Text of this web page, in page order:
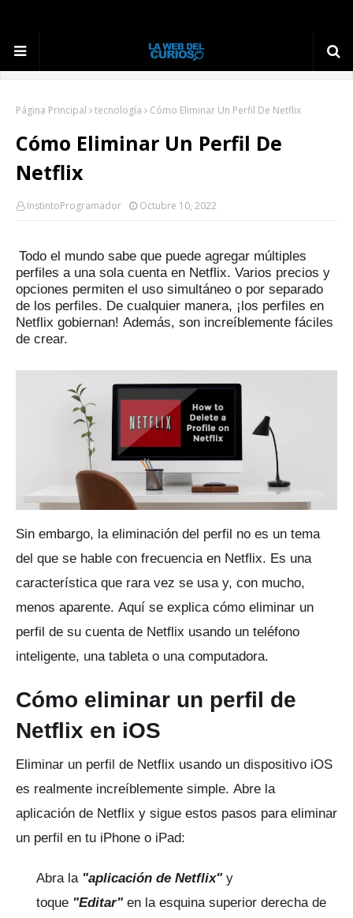
Página Principal tecnología Cómo Eliminar Un Perfil De Netflix
Cómo Eliminar Un Perfil De
Netflix
InstintoProgramador Octubre 10, 2022
Todo el mundo sabe que puede agregar múltiples
perfiles a una sola cuenta en Netflix. Varios precios y
opciones permiten el uso simultáneo o por separado
de los perfiles. De cualquier manera, ¡los perfiles en
Netflix gobiernan! Además, son increíblemente fáciles
de crear.
Sin embargo, la eliminación del perfil no es un tema
del que se hable con frecuencia en Netflix. Es una
característica que rara vez se usa y, con mucho,
menos aparente. Aquí se explica cómo eliminar un
perfil de su cuenta de Netflix usando un teléfono
inteligente, una tableta o una computadora.
Cómo eliminar un perfil de
Netflix en iOS
Eliminar un perfil de Netflix usando un dispositivo iOS
es realmente increíblemente simple. Abre la
aplicación de Netflix y sigue estos pasos para eliminar
un perfil en tu iPhone o iPad:
Abra la "aplicación de Netflix" y
toque "Editar" en la esquina superior derecha de